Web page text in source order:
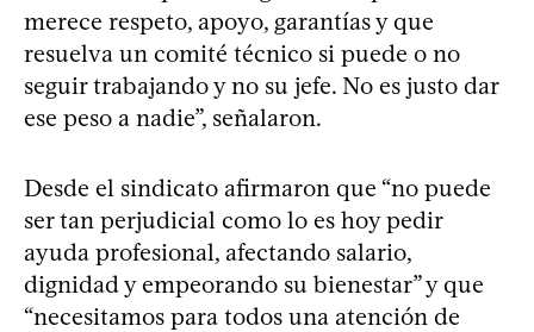
merece respeto, apoyo, garantías y que
resuelva un comité técnico si puede o no
seguir trabajando y no su jefe. No es justo dar
ese peso a nadie”, señalaron.
Desde el sindicato afirmaron que “no puede
ser tan perjudicial como lo es hoy pedir
ayuda profesional, afectando salario,
dignidad y empeorando su bienestar” y que
“necesitamos para todos una atención de